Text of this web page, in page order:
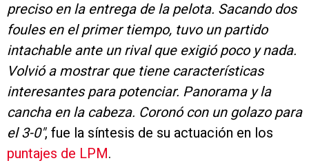
preciso en la entrega de la pelota. Sacando dos
foules en el primer tiempo, tuvo un partido
intachable ante un rival que exigió poco y nada.
Volvió a mostrar que tiene características
interesantes para potenciar. Panorama y la
cancha en la cabeza. Coronó con un golazo para
el 3-0″, fue la síntesis de su actuación en los
puntajes de LPM.